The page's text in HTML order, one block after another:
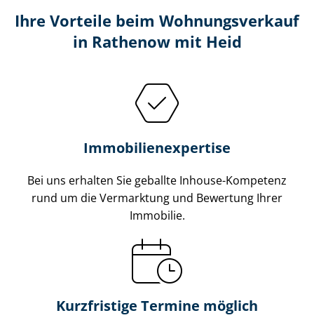
Ihre Vorteile beim Wohnungsverkauf
in Rathenow mit Heid
Im­mo­bi­li­en­ex­per­ti­se
Bei uns erhalten Sie geballte Inhouse-Kompetenz
rund um die Vermarktung und Bewertung Ihrer
Immobilie.
Kurzfristige Termine möglich